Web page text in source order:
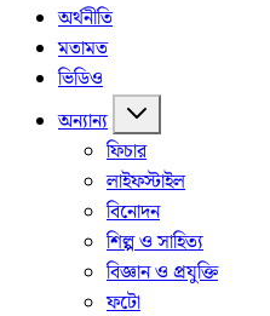
অর্থনীতি
মতামত
ভিডিও
অন্যান্য
ফিচার
লাইফস্টাইল
বিনোদন
শিল্প ও সাহিত্য
বিজ্ঞান ও প্রযুক্তি
ফটো